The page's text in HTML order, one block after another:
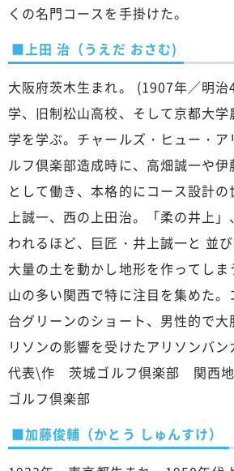
くの名門コースを手掛けた。
■上田 治（うえだ おさむ)
大阪府茨木生まれ。 (1907年／明
学、旧制松山高校、そして京都大
学を学ぶ。チャールズ・ヒュー・
ルフ倶楽部造成時に、高畑誠一や
として働き、本格的にコース設計
上誠一、西の上田治。「柔の井上
われるほど、巨匠・井上誠一と 並び
大量の土を動かし地形を作ってしま
山の多い関西で特に注目を集めた
台グリーンのショート、男性的で
リソンの影響を受けたアリソンバ
代表\作 茨城ゴルフ倶楽部 関西
ゴルフ倶楽部
■加藤俊輔（かとう しゅんすけ）